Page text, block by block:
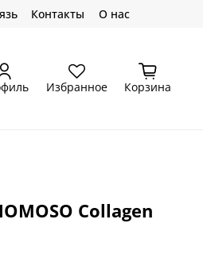
Контакты О нас
Избранное Корзина
Collagen